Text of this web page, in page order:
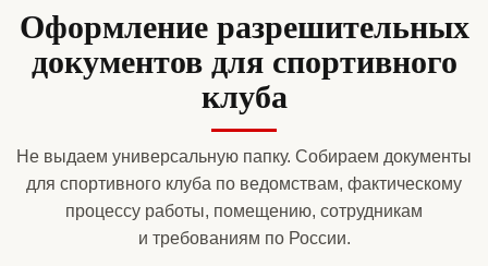
Оформление разрешительных
документов для спортивного
клуба
Не выдаем универсальную папку. Собираем документы
для спортивного клуба по ведомствам, фактическому
процессу работы, помещению, сотрудникам
и требованиям по России.